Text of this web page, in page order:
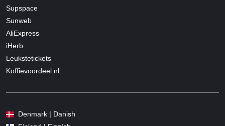
Supspace
Sunweb
AliExpress
iHerb
Leukstetickets
Koffievoordeel.nl
Denmark | Danish